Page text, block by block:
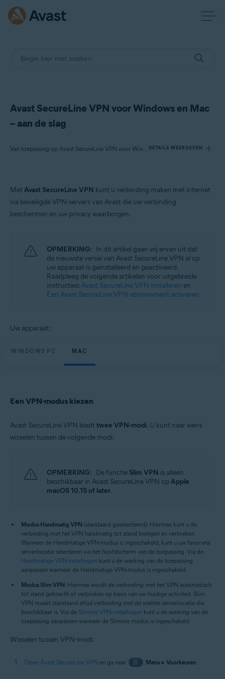
Avast SecureLine VPN voor Windows en Mac
– aan de slag
Van toepassing op Avast SecureLine VPN voor Windows, Avast SecureLine VPN voor Mac DETAILS WEERGEVEN
Producten:
Avast SecureLine VPN 5.x voor Windows
Microsoft Windows 11 Home / Pro / Enterprise / Education
Microsoft Windows 10 Home / Pro / Enterprise / Education – 32-/64-bits
Microsoft Windows 8.1 / Pro / Enterprise – 32-/64-bits
Microsoft Windows 8 / Pro / Enterprise – 32-/64-bits
Microsoft Windows 7 Home Basic / Home Premium / Professional /
Enterprise / Ultimate – Service Pack 1, 32-/64-bits
Apple macOS 12.x (Monterey)
Apple macOS 10.14.x (Mojave)
Apple macOS 10.13.x (High Sierra)
MetAvast SecureLine VPN kunt u verbinding maken met internet
via beveiligde VPN-servers van Avast die uw verbinding
beschermen en uw privacy waarborgen.
OPMERKING: In dit artikel gaan wij ervan uit dat
de nieuwste versie van Avast SecureLine VPN al op
uw apparaat is geïnstalleerd en geactiveerd.
Raadpleeg de volgende artikelen voor uitgebreide
instructies: Avast SecureLine VPN installeren en
Een Avast SecureLine VPN-abonnement activeren.
Uw apparaat:
WINDOWS PC MAC
Een VPN-modus kiezen
Avast SecureLine VPN biedttwee VPN-modi. U kunt naar wens
wisselen tussen de volgende modi:
OPMERKING: De functie Slim VPN is alleen
beschikbaar in Avast SecureLine VPN opApple
macOS 10.15 of later.
Modus Handmatig VPN (standaard geselecteerd): Hiermee kunt u de
verbinding met het VPN handmatig tot stand brengen en verbreken.
Wanneer de Handmatige VPN-modus is ingeschakeld, kunt u uw favoriete
serverlocatie selecteren via het hoofdscherm van de toepassing. Via de
Handmatige VPN-instellingen kunt u de werking van de toepassing
aanpassen wanneer de Handmatige VPN-modus is ingeschakeld.
Modus Slim VPN: Hiermee wordt de verbinding met het VPN automatisch
tot stand gebracht of verbroken op basis van uw huidige activiteit. Slim
VPN maakt standaard altijd verbinding met de snelste serverlocatie die
beschikbaar is. Via de Slimme VPN-instellingen kunt u de werking van de
toepassing aanpassen wanneer de Slimme modus is ingeschakeld.
Wisselen tussen VPN-modi:
Open Avast SecureLine VPN en ga naar ☰ Menu▸ Voorkeuren.